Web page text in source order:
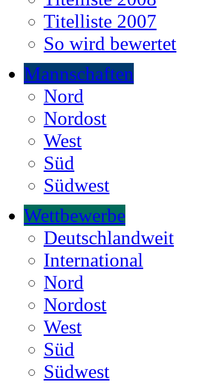
Titelliste 2007
So wird bewertet
Mannschaften
Nord
Nordost
West
Süd
Südwest
Wettbewerbe
Deutschlandweit
International
Nord
Nordost
West
Süd
Südwest